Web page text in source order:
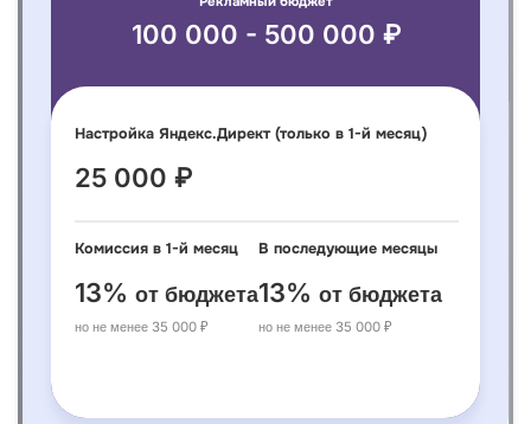
100 000 - 500 000 ₽
Настройка Яндекс.Директ (только в 1-й месяц)
25 000 ₽
Комиссия в 1-й месяц
13% от бюджета
но не менее 35 000 ₽
В последующие месяцы
13% от бюджета
но не менее 35 000 ₽